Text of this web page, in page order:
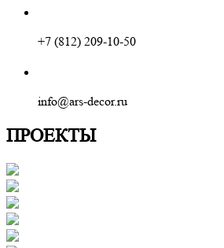
+7 (812) 209-10-50
info@ars-decor.ru
ПРОЕКТЫ